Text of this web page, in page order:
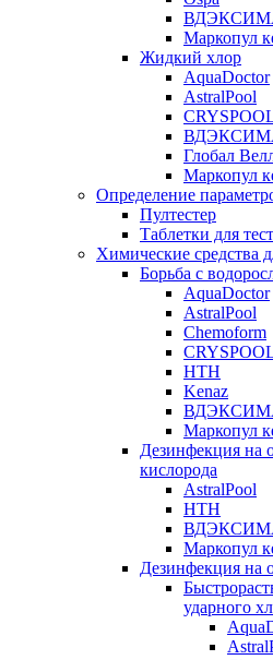
Маркопул
Жидкий хлор
AquaDoctor
AstralPool
Глобал
Маркопул
Определение
Пултестер
Таблетки для
Химические средства
Борьба с
AquaDoctor
AstralPool
Chemoform
HTH
Kenaz
Маркопул
Дезинфекция на
кислорода
AstralPool
HTH
Маркопул
Дезинфекция на
ударного